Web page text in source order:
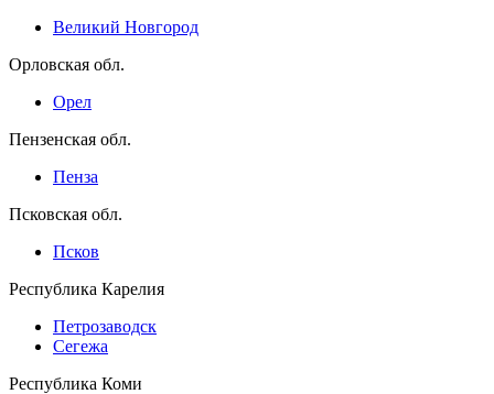
Великий Новгород
Орловская обл.
Орел
Пензенская обл.
Пенза
Псковская обл.
Псков
Республика Карелия
Петрозаводск
Сегежа
Республика Коми